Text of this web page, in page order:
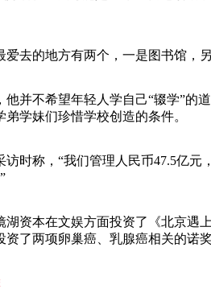
爱去的地方有两个，一是图书馆，
他并不希望年轻人学自己“辍学”的
学妹们珍惜学校创造的条件。
访时称，“我们管理人民币47.5亿
湖资本在文娱方面投资了《北京遇
资了两项卵巢癌、乳腺癌相关的诺